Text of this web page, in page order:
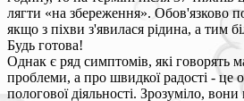
лягти «на збереження». Обов'язково
якщо з піхви з'явилася рідина, а тим
Будь готова!
Однак є ряд симптомів, які говорять
проблеми, а про швидкої радості - це
пологової діяльності. Зрозуміло,